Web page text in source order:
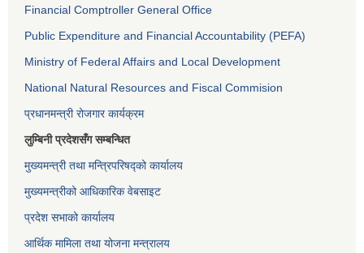
Financial Comptroller General Office
Public Expenditure and Financial Accountability (PEFA)
Ministry of Federal Affairs and Local Development
National Natural Resources and Fiscal Commision
प्रधानमन्त्री रोजगार कार्यक्रम
लुम्बिनी प्रदेशसँग सम्बन्धित
मुख्यमन्त्री तथा मन्त्रिपरिषद्को कार्यालय
मुख्यमन्त्रीको आधिकारिक वेबसाइट
प्रदेश सभाको कार्यालय
आर्थिक मामिला तथा योजना मन्त्रालय